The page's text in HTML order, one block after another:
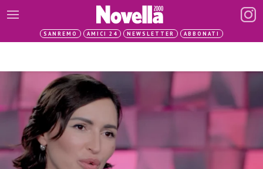
SANREMO AMICI 24 NEWSLETTER ABBONATI